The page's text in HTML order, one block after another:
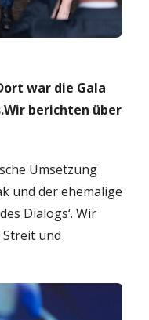
war die Gala
berichten über
Umsetzung
und der ehemalige
Dialogs‘. Wir
und